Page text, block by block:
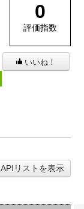
0
評価指数
いいね！
APIリストを表示